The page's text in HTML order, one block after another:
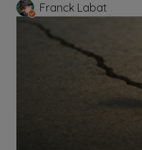
Franck Labat